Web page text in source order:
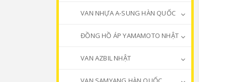
VAN NHỰA A-SUNG HÀN QUỐC
ĐỒNG HỒ ÁP YAMAMOTO NHẬT
VAN AZBIL NHẬT